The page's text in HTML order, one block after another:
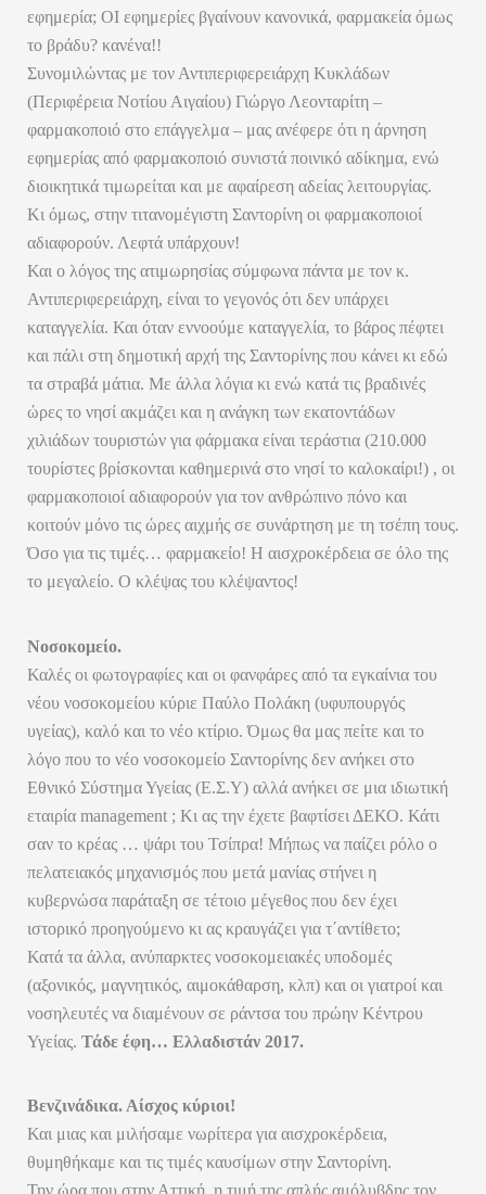
εφημερία; ΟΙ εφημερίες βγαίνουν κανονικά, φαρμακεία όμως
το βράδυ? κανένα!!
Συνομιλώντας με τον Αντιπεριφερειάρχη Κυκλάδων
(Περιφέρεια Νοτίου Αιγαίου) Γιώργο Λεονταρίτη –
φαρμακοποιό στο επάγγελμα – μας ανέφερε ότι η άρνηση
εφημερίας από φαρμακοποιό συνιστά ποινικό αδίκημα, ενώ
διοικητικά τιμωρείται και με αφαίρεση αδείας λειτουργίας.
Κι όμως, στην τιτανομέγιστη Σαντορίνη οι φαρμακοποιοί
αδιαφορούν. Λεφτά υπάρχουν!
Και ο λόγος της ατιμωρησίας σύμφωνα πάντα με τον κ.
Αντιπεριφερειάρχη, είναι το γεγονός ότι δεν υπάρχει
καταγγελία. Και όταν εννοούμε καταγγελία, το βάρος πέφτει
και πάλι στη δημοτική αρχή της Σαντορίνης που κάνει κι εδώ
τα στραβά μάτια. Με άλλα λόγια κι ενώ κατά τις βραδινές
ώρες το νησί ακμάζει και η ανάγκη των εκατοντάδων
χιλιάδων τουριστών για φάρμακα είναι τεράστια (210.000
τουρίστες βρίσκονται καθημερινά στο νησί το καλοκαίρι!) , οι
φαρμακοποιοί αδιαφορούν για τον ανθρώπινο πόνο και
κοιτούν μόνο τις ώρες αιχμής σε συνάρτηση με τη τσέπη τους.
Όσο για τις τιμές… φαρμακείο! Η αισχροκέρδεια σε όλο της
το μεγαλείο. Ο κλέψας του κλέψαντος!
Νοσοκομείο.
Καλές οι φωτογραφίες και οι φανφάρες από τα εγκαίνια του
νέου νοσοκομείου κύριε Παύλο Πολάκη (υφυπουργός
υγείας), καλό και το νέο κτίριο. Όμως θα μας πείτε και το
λόγο που το νέο νοσοκομείο Σαντορίνης δεν ανήκει στο
Εθνικό Σύστημα Υγείας (Ε.Σ.Υ) αλλά ανήκει σε μια ιδιωτική
εταιρία management ; Κι ας την έχετε βαφτίσει ΔΕΚΟ. Κάτι
σαν το κρέας … ψάρι του Τσίπρα! Μήπως να παίζει ρόλο ο
πελατειακός μηχανισμός που μετά μανίας στήνει η
κυβερνώσα παράταξη σε τέτοιο μέγεθος που δεν έχει
ιστορικό προηγούμενο κι ας κραυγάζει για τ΄αντίθετο;
Κατά τα άλλα, ανύπαρκτες νοσοκομειακές υποδομές
(αξονικός, μαγνητικός, αιμοκάθαρση, κλπ) και οι γιατροί και
νοσηλευτές να διαμένουν σε ράντσα του πρώην Κέντρου
Υγείας. Τάδε έφη… Ελλαδιστάν 2017.
Βενζινάδικα. Αίσχος κύριοι!
Και μιας και μιλήσαμε νωρίτερα για αισχροκέρδεια,
θυμηθήκαμε και τις τιμές καυσίμων στην Σαντορίνη.
Την ώρα που στην Αττική, η τιμή της απλής αμόλυβδης τον